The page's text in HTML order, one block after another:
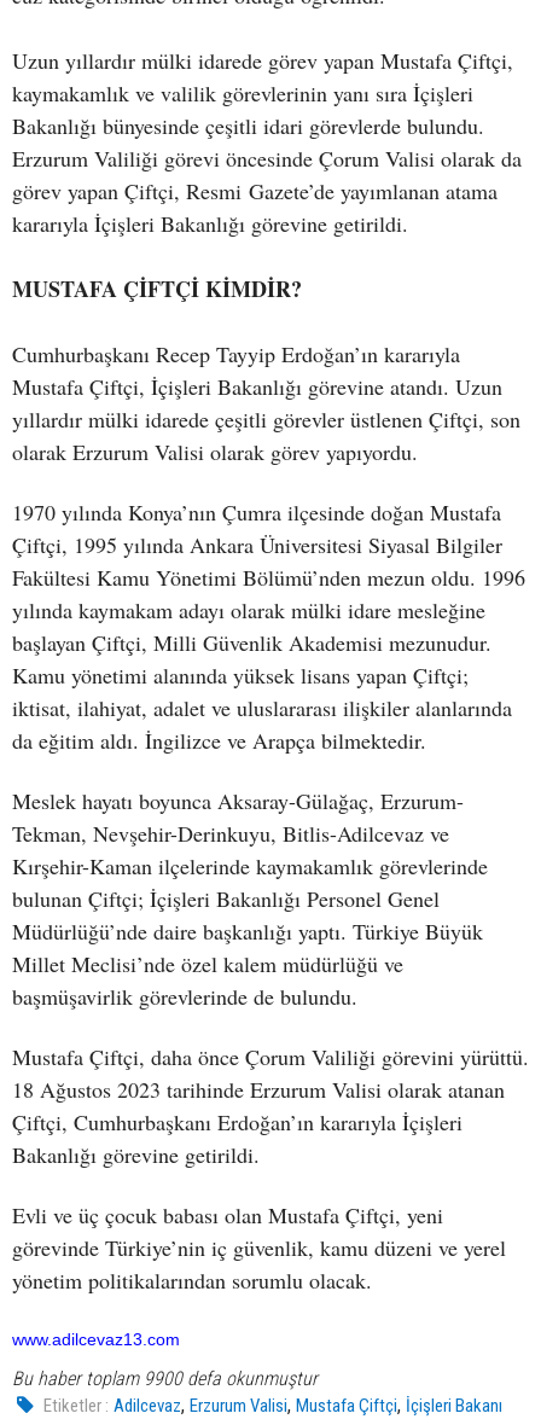
Uzun yıllardır mülki idarede görev yapan Mustafa Çiftçi,
kaymakamlık ve valilik görevlerinin yanı sıra İçişleri
Bakanlığı bünyesinde çeşitli idari görevlerde bulundu.
Erzurum Valiliği görevi öncesinde Çorum Valisi olarak da
görev yapan Çiftçi, Resmi Gazete’de yayımlanan atama
kararıyla İçişleri Bakanlığı görevine getirildi.
MUSTAFA ÇİFTÇİ KİMDİR?
Cumhurbaşkanı Recep Tayyip Erdoğan’ın kararıyla
Mustafa Çiftçi, İçişleri Bakanlığı görevine atandı. Uzun
yıllardır mülki idarede çeşitli görevler üstlenen Çiftçi, son
olarak Erzurum Valisi olarak görev yapıyordu.
1970 yılında Konya’nın Çumra ilçesinde doğan Mustafa
Çiftçi, 1995 yılında Ankara Üniversitesi Siyasal Bilgiler
Fakültesi Kamu Yönetimi Bölümü’nden mezun oldu. 1996
yılında kaymakam adayı olarak mülki idare mesleğine
başlayan Çiftçi, Milli Güvenlik Akademisi mezunudur.
Kamu yönetimi alanında yüksek lisans yapan Çiftçi;
iktisat, ilahiyat, adalet ve uluslararası ilişkiler alanlarında
da eğitim aldı. İngilizce ve Arapça bilmektedir.
Meslek hayatı boyunca Aksaray-Gülağaç, Erzurum-
Tekman, Nevşehir-Derinkuyu, Bitlis-Adilcevaz ve
Kırşehir-Kaman ilçelerinde kaymakamlık görevlerinde
bulunan Çiftçi; İçişleri Bakanlığı Personel Genel
Müdürlüğü’nde daire başkanlığı yaptı. Türkiye Büyük
Millet Meclisi’nde özel kalem müdürlüğü ve
başmüşavirlik görevlerinde de bulundu.
Mustafa Çiftçi, daha önce Çorum Valiliği görevini yürüttü.
18 Ağustos 2023 tarihinde Erzurum Valisi olarak atanan
Çiftçi, Cumhurbaşkanı Erdoğan’ın kararıyla İçişleri
Bakanlığı görevine getirildi.
Evli ve üç çocuk babası olan Mustafa Çiftçi, yeni
görevinde Türkiye’nin iç güvenlik, kamu düzeni ve yerel
yönetim politikalarından sorumlu olacak.
www.adilcevaz13.com
Bu haber toplam 9900 defa okunmuştur
Etiketler : Adilcevaz,Erzurum Valisi,Mustafa Çiftçi, İçişleri Bakanı